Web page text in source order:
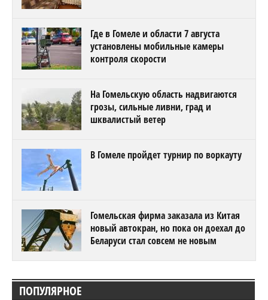
Где в Гомеле и области 7 августа
установлены мобильные камеры
контроля скорости
На Гомельскую область надвигаются
грозы, сильные ливни, град и
шквалистый ветер
В Гомеле пройдет турнир по воркауту
Гомельская фирма заказала из Китая
новый автокран, но пока он доехал до
Беларуси стал совсем не новым
ПОПУЛЯРНОЕ